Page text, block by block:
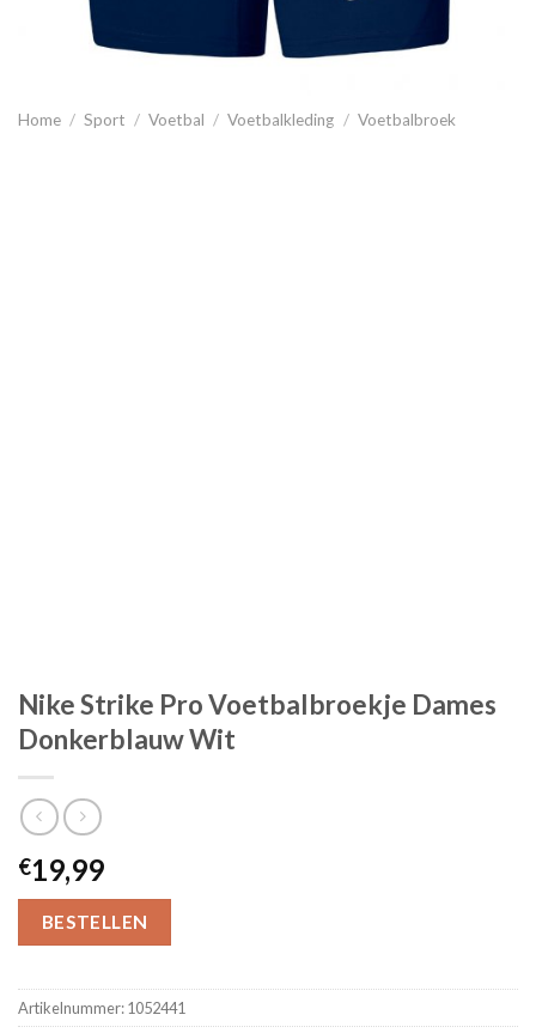
Home / Sport / Voetbal / Voetbalkleding / Voetbalbroek
Nike Strike Pro Voetbalbroekje Dames
Donkerblauw Wit
€19,99
BESTELLEN
Artikelnummer:1052441